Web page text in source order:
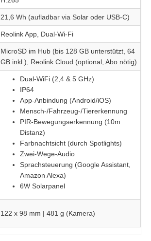
21,6 Wh (aufladbar via Solar oder USB-C)
Reolink App, Dual-Wi-Fi
MicroSD im Hub (bis 128 GB unterstützt, 64
GB inkl.), Reolink Cloud (optional, Abo nötig)
Dual-WiFi (2,4 & 5 GHz)
IP64
App-Anbindung (Android/iOS)
Mensch-/Fahrzeug-/Tiererkennung
PIR-Bewegungserkennung (10m
Distanz)
Farbnachtsicht (durch Spotlights)
Zwei-Wege-Audio
Sprachsteuerung (Google Assistant,
Amazon Alexa)
6W Solarpanel
‎122 x 98 mm | 481 g (Kamera)